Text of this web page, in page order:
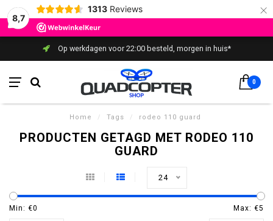
8,7
1313 Reviews ×
Op werkdagen voor 22:00 besteld, morgen in huis*
0
Home / Tags / rodeo 110 guard
PRODUCTEN GETAGD MET RODEO 110
GUARD
24
Min: €0 Max: €5